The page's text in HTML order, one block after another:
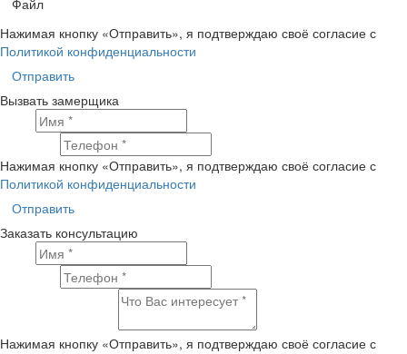
Нажимая кнопку «Отправить», я подтверждаю своё согласие с
Политикой конфиденциальности
Отправить
Вызвать замерщика
Нажимая кнопку «Отправить», я подтверждаю своё согласие с
Политикой конфиденциальности
Отправить
Заказать консультацию
Нажимая кнопку «Отправить», я подтверждаю своё согласие с